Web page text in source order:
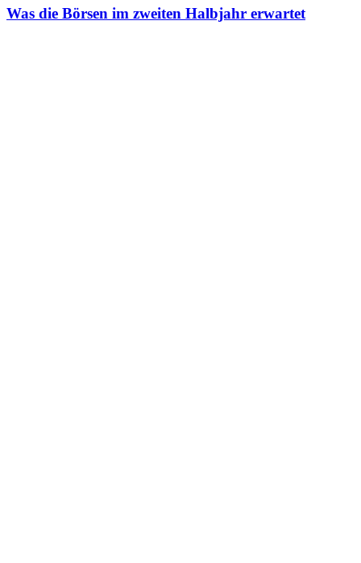
Was die Börsen im zweiten Halbjahr erwartet